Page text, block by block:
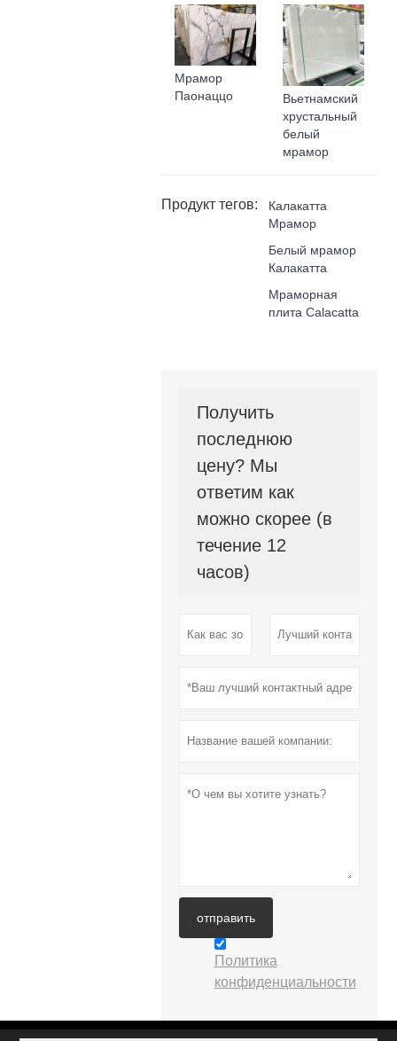
Мрамор
Паонаццо
Вьетнамский
хрустальный
белый
мрамор
Продукт тегов:
Калакатта
Мрамор
Белый мрамор
Калакатта
Мраморная
плита Calacatta
Получить
последнюю
цену? Мы
ответим как
можно скорее (в
течение 12
часов)
отправить
Политика
конфиденциальности